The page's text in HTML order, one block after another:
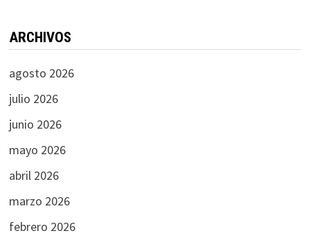
ARCHIVOS
agosto 2026
julio 2026
junio 2026
mayo 2026
abril 2026
marzo 2026
febrero 2026